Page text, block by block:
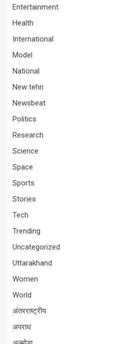
Entertainment
Health
International
Model
National
New tehri
Newsbeat
Politics
Research
Science
Space
Sports
Stories
Tech
Trending
Uncategorized
Uttarakhand
Women
World
अंतरराष्ट्रीय
अपराध